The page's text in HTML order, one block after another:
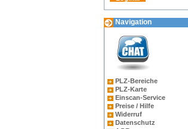
Navigation
PLZ-Bereiche
PLZ-Karte
Einscan-Service
Preise / Hilfe
Widerruf
Datenschutz